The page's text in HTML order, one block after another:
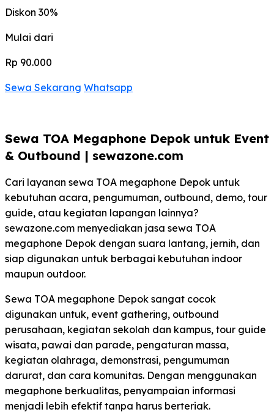
Diskon 30%
Mulai dari
Rp 90.000
Sewa Sekarang Whatsapp
Sewa TOA Megaphone Depok untuk Event
& Outbound | sewazone.com
Cari layanan sewa TOA megaphone Depok untuk
kebutuhan acara, pengumuman, outbound, demo, tour
guide, atau kegiatan lapangan lainnya?
sewazone.com menyediakan jasa sewa TOA
megaphone Depok dengan suara lantang, jernih, dan
siap digunakan untuk berbagai kebutuhan indoor
maupun outdoor.
Sewa TOA megaphone Depok sangat cocok
digunakan untuk, event gathering, outbound
perusahaan, kegiatan sekolah dan kampus, tour guide
wisata, pawai dan parade, pengaturan massa,
kegiatan olahraga, demonstrasi, pengumuman
darurat, dan cara komunitas. Dengan menggunakan
megaphone berkualitas, penyampaian informasi
menjadi lebih efektif tanpa harus berteriak.